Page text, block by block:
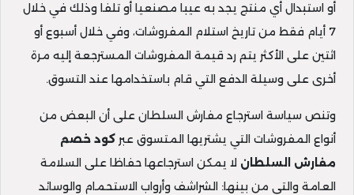
أو استبدال أي منتج يجد به عيبا مصنعيا أو تلفا وذلك في خلال
7 أيام فقط من تاريخ استلام المفروشات، وفي خلال أسبوع أو
اثتين على الأكثر يتم رد قيمة المفروشات المسترجعة إليه مرة
أخرى على وسيلة الدفع التي قام باستخدامها عند التسوق.
وتنص سياسة استرجاع مفارش السلطان على أن البعض من
أنواع المفروشات التي يشتريها المتسوق عبر كود خصم
مفارش السلطان لا يمكن استرجاعها حفاظا على السلامة
العامة والتي من بينها: الشراشف وأرواب الاستحمام والوسائد